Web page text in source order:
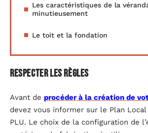
Les caractéristiques de la
minutieusement
Le toit et la fondation
Respecter les règles
Avant de procéder à la création de
devez vous informer sur le Plan Local
PLU. Le choix de la configuration de